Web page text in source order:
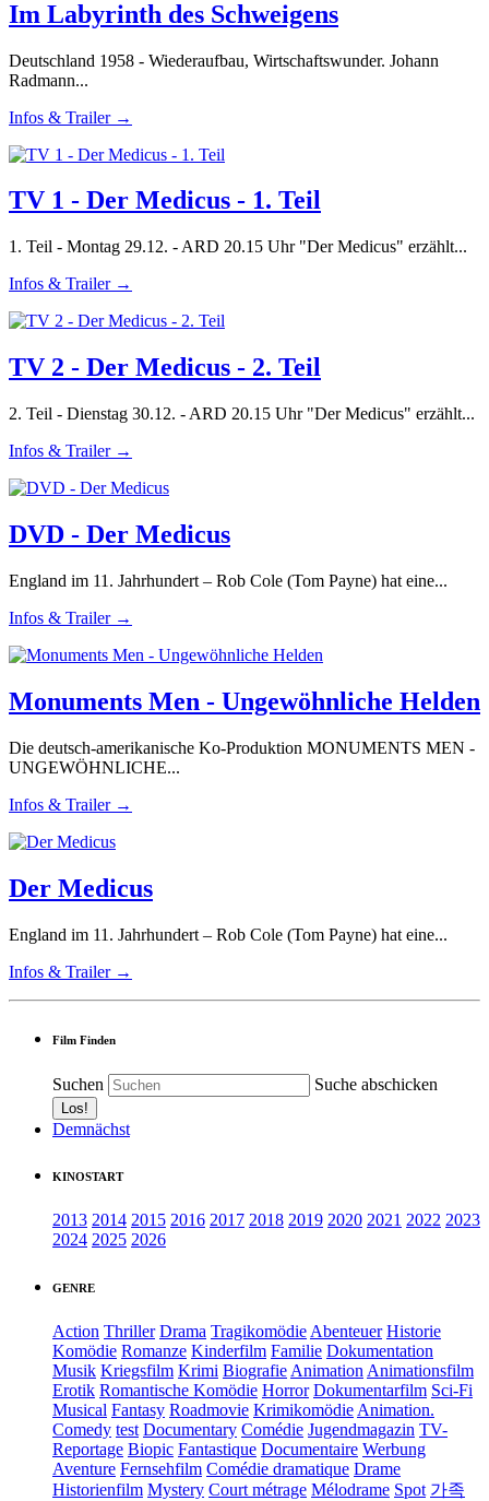
Im Labyrinth des Schweigens
Deutschland 1958 - Wiederaufbau, Wirtschaftswunder. Johann
Radmann...
Infos & Trailer →
TV 1 - Der Medicus - 1. Teil
1. Teil - Montag 29.12. - ARD 20.15 Uhr "Der Medicus" erzählt...
Infos & Trailer →
TV 2 - Der Medicus - 2. Teil
2. Teil - Dienstag 30.12. - ARD 20.15 Uhr "Der Medicus" erzählt...
Infos & Trailer →
DVD - Der Medicus
England im 11. Jahrhundert – Rob Cole (Tom Payne) hat eine...
Infos & Trailer →
Monuments Men - Ungewöhnliche Helden
Die deutsch-amerikanische Ko-Produktion MONUMENTS MEN -
UNGEWÖHNLICHE...
Infos & Trailer →
Der Medicus
England im 11. Jahrhundert – Rob Cole (Tom Payne) hat eine...
Infos & Trailer →
Film Finden
Suchen Suche abschicken
Demnächst
KINOSTART
2013 2014 2015 2016 2017 2018 2019 2020 2021 2022 2023
2024 2025 2026
GENRE
Action Thriller Drama Tragikomödie Abenteuer Historie
Komödie Romanze Kinderfilm Familie Dokumentation
Musik Kriegsfilm Krimi Biografie Animation Animationsfilm
Erotik Romantische Komödie Horror Dokumentarfilm Sci-Fi
Musical Fantasy Roadmovie Krimikomödie Animation.
Comedy test Documentary Comédie Jugendmagazin TV-
Reportage Biopic Fantastique Documentaire Werbung
Aventure Fernsehfilm Comédie dramatique Drame
Historienfilm Mystery Court métrage Mélodrame Spot 가족